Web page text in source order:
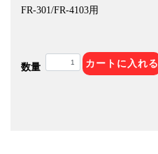
FR-301/FR-4103用
数量 カートに入れる